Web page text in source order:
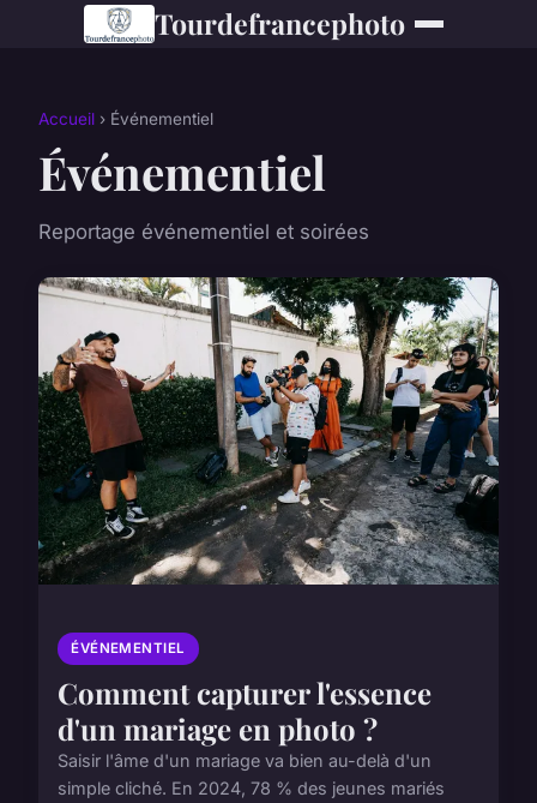
Tourdefrancephoto
Accueil › Événementiel
Événementiel
Reportage événementiel et soirées
ÉVÉNEMENTIEL
Comment capturer l'essence
d'un mariage en photo ?
Saisir l'âme d'un mariage va bien au-delà d'un
simple cliché. En 2024, 78 % des jeunes mariés